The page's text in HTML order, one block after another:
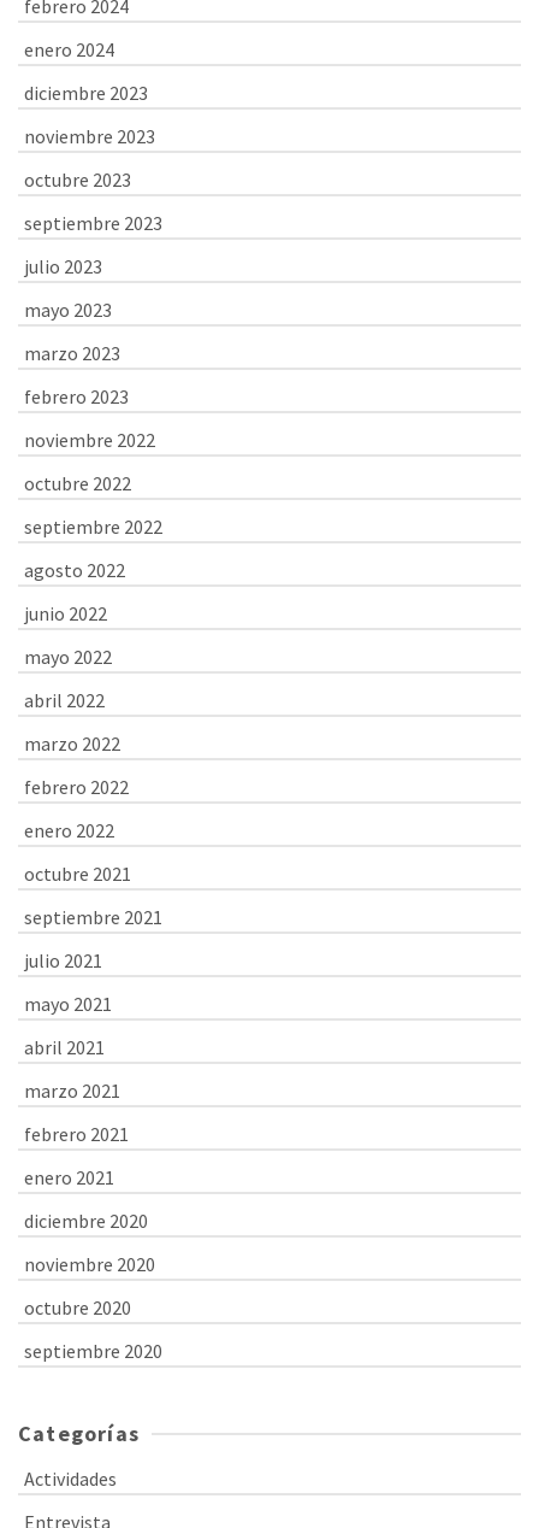
febrero 2024
enero 2024
diciembre 2023
noviembre 2023
octubre 2023
septiembre 2023
julio 2023
mayo 2023
marzo 2023
febrero 2023
noviembre 2022
octubre 2022
septiembre 2022
agosto 2022
junio 2022
mayo 2022
abril 2022
marzo 2022
febrero 2022
enero 2022
octubre 2021
septiembre 2021
julio 2021
mayo 2021
abril 2021
marzo 2021
febrero 2021
enero 2021
diciembre 2020
noviembre 2020
octubre 2020
septiembre 2020
Categorías
Actividades
Entrevista